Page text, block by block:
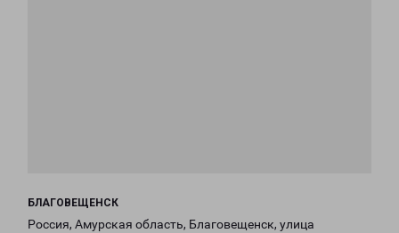
БЛАГОВЕЩЕНСК
Россия, Амурская область, Благовещенск, улица